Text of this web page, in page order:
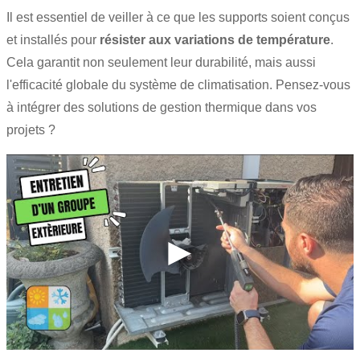
Il est essentiel de veiller à ce que les supports soient conçus
et installés pour résister aux variations de température.
Cela garantit non seulement leur durabilité, mais aussi
l'efficacité globale du système de climatisation. Pensez-vous
à intégrer des solutions de gestion thermique dans vos
projets ?